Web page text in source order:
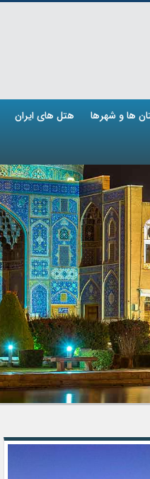
ها و شهرها هتل های ایران